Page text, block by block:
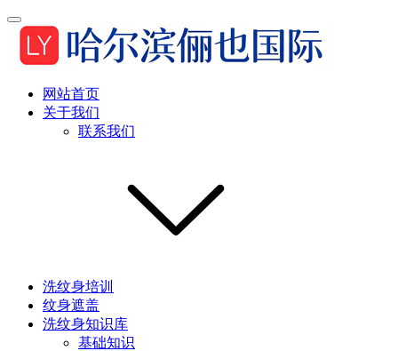
网站首页
关于我们
联系我们
洗纹身培训
纹身遮盖
洗纹身知识库
基础知识